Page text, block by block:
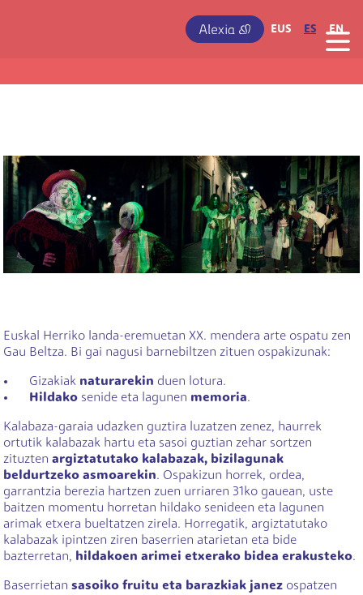
EUS ES EN
IRUDIA
Euskal Herriko landa-eremuetan XX. mendera arte ospatu zen
Gau Beltza. Bi gai nagusi barnebiltzen zituen ospakizunak:
Gizakiak naturarekin duen lotura.
Hildako senide eta lagunen memoria.
Kalabaza-garaia udazken guztira luzatzen zenez, haurrek
ortutik kalabazak hartu eta sasoi guztian zehar sortzen
zituzten argiztatutako kalabazak, bizilagunak
beldurtzeko asmoarekin. Ospakizun horrek, ordea,
garrantzia berezia hartzen zuen urriaren 31ko gauean, uste
baitzen momentu horretan hildako senideen eta lagunen
arimak etxera bueltatzen zirela. Horregatik, argiztatutako
kalabazak ipintzen ziren baserrien atarietan eta bide
bazterretan, hildakoen arimei etxerako bidea erakusteko.
Baserrietan sasoiko fruitu eta barazkiak janez ospatzen